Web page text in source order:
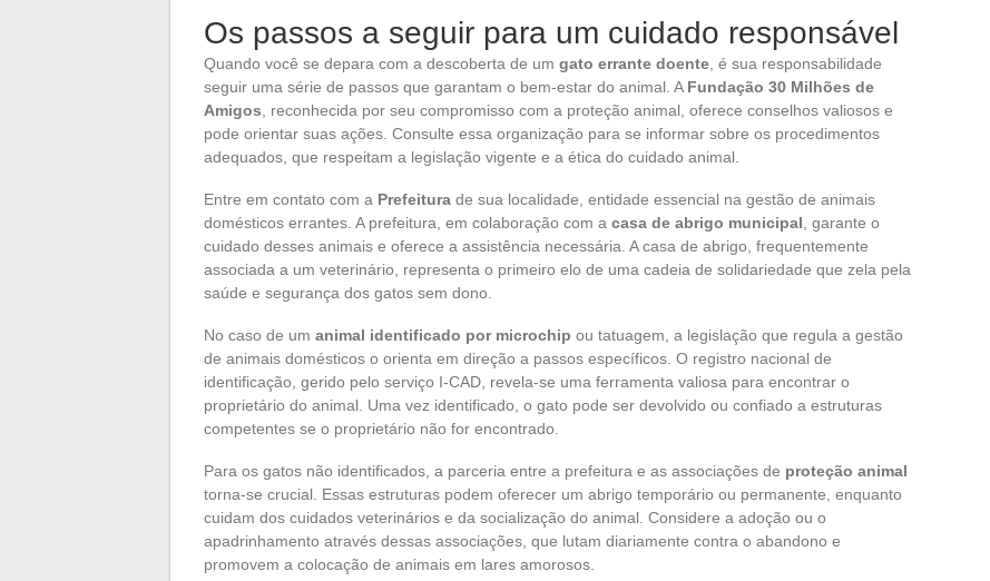
Os passos a seguir para um cuidado responsável
Quando você se depara com a descoberta de um gato errante doente , é sua responsabilidade
seguir uma série de passos que garantam o bem-estar do animal. A Fundação 30 Milhões de
Amigos , reconhecida por seu compromisso com a proteção animal, oferece conselhos valiosos e
pode orientar suas ações. Consulte essa organização para se informar sobre os procedimentos
adequados, que respeitam a legislação vigente e a ética do cuidado animal.
Entre em contato com a Prefeitura de sua localidade, entidade essencial na gestão de animais
domésticos errantes. A prefeitura, em colaboração com a casa de abrigo municipal , garante o
cuidado desses animais e oferece a assistência necessária. A casa de abrigo, frequentemente
associada a um veterinário, representa o primeiro elo de uma cadeia de solidariedade que zela pela
saúde e segurança dos gatos sem dono.
No caso de um animal identificado por microchip ou tatuagem, a legislação que regula a gestão
de animais domésticos o orienta em direção a passos específicos. O registro nacional de
identificação, gerido pelo serviço I-CAD, revela-se uma ferramenta valiosa para encontrar o
proprietário do animal. Uma vez identificado, o gato pode ser devolvido ou confiado a estruturas
competentes se o proprietário não for encontrado.
Para os gatos não identificados, a parceria entre a prefeitura e as associações de proteção animal
torna-se crucial. Essas estruturas podem oferecer um abrigo temporário ou permanente, enquanto
cuidam dos cuidados veterinários e da socialização do animal. Considere a adoção ou o
apadrinhamento através dessas associações, que lutam diariamente contra o abandono e
promovem a colocação de animais em lares amorosos.